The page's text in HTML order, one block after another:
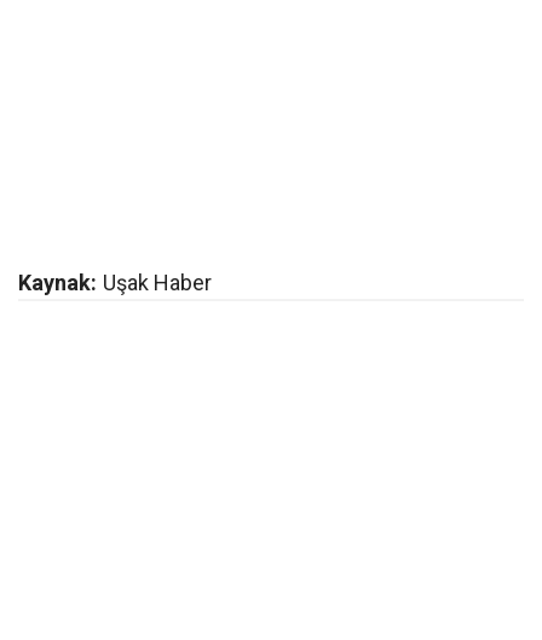
Kaynak: Uşak Haber